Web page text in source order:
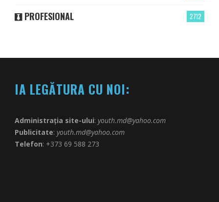
2712
PROFESIONAL
IA LEGĂTURA CU NOI:
Administrația site-ului: youth.md@yahoo.com
Publicitate: youth.md@yahoo.com
Telefon: +373 69 588 273